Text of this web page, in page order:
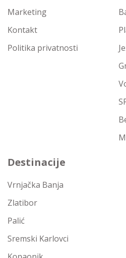
Marketing
Kontakt
Politika privatnosti
Destinacije
Vrnjačka Banja
Zlatibor
Palić
Sremski Karlovci